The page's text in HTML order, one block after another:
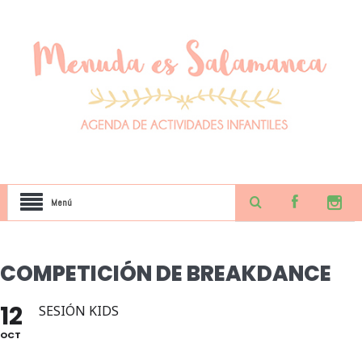
Menú
COMPETICIÓN DE BREAKDANCE
12
OCT
SESIÓN KIDS